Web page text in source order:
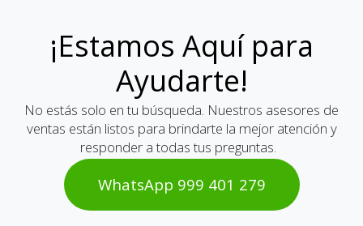
¡Estamos Aquí para
Ayudarte!
No estás solo en tu búsqueda. Nuestros asesores de
ventas están listos para brindarte la mejor atención y
responder a todas tus preguntas.
WhatsAp​​​​p 999 401 2​​79